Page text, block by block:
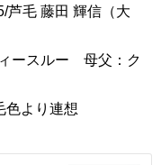
芦毛 藤田 輝信（大
ースルー 母父：ク
色より連想